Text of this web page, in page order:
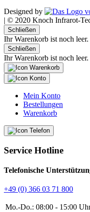
Designed by
| © 2020 Knoch Infrarot-
Schließen
Ihr Warenkorb ist noch leer.
Schließen
Ihr Warenkorb ist noch leer.
Mein Konto
Bestellungen
Warenkorb
Service Hotline
Telefonische
+49 (0) 366 03 71 800
Mo.-Do.: 08:00 - 15:00